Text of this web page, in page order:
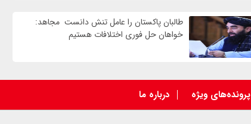
طالبان پاکستان را عامل تنش دانست مجاهد:
خواهان حل فوری اختلافات هستیم
پرونده‌های ویژه درباره ما